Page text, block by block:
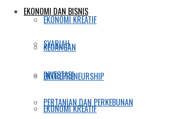
EKONOMI KREATIF
KEUANGAN
INVESTASI
PERTANIAN DAN PERKEBUNAN
EKONOMI DAN BISNIS
SYARIAH
ENTREPRENEURSHIP
EKONOMI KREATIF